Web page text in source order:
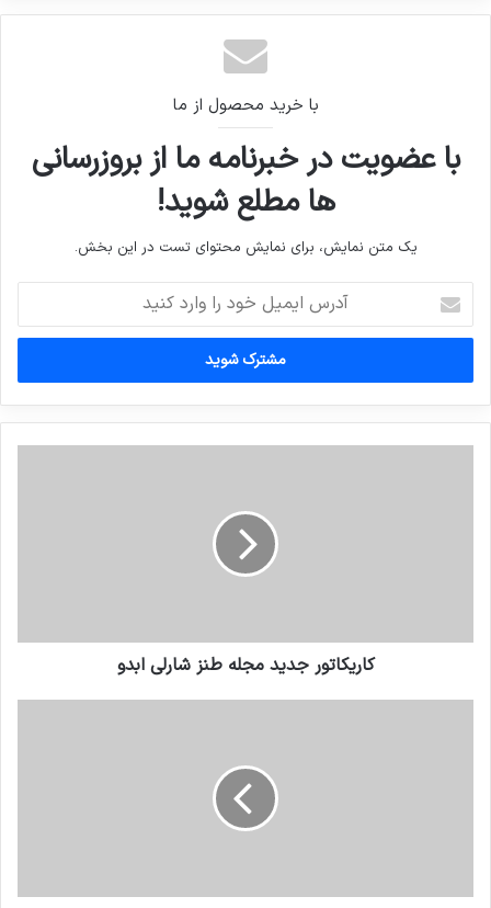
با خرید محصول از ما
با عضویت در خبرنامه ما از بروزرسانی
ها مطلع شوید!
یک متن نمایش، برای نمایش محتوای تست در این بخش.
ایمیل
خود
وارد
کنید
کاریکاتور جدید مجله طنز شارلی ابدو